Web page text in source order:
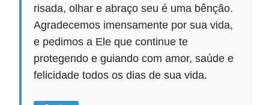
risada, olhar e abraço seu é uma bênção.
Agradecemos imensamente por sua vida,
e pedimos a Ele que continue te
protegendo e guiando com amor, saúde e
felicidade todos os dias de sua vida.